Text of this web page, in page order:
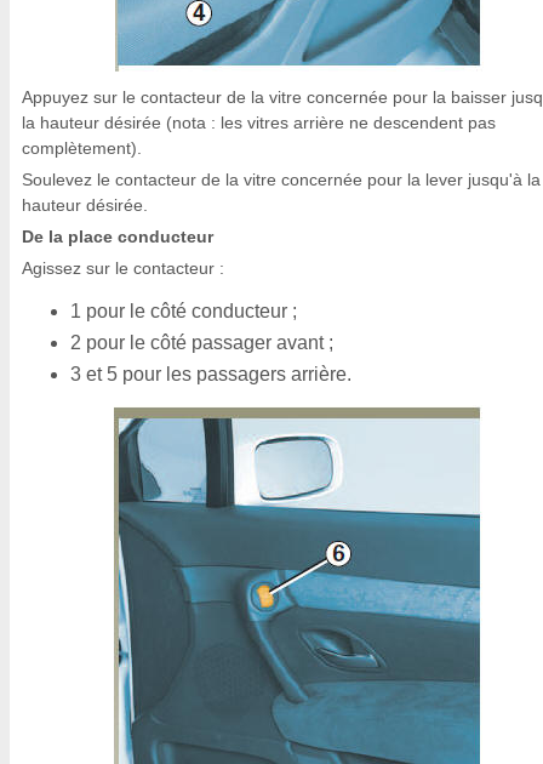
Appuyez sur le contacteur de la vitre concernée pour la baisser
la hauteur désirée (nota : les vitres arrière ne descendent pas
complètement).
Soulevez le contacteur de la vitre concernée pour la lever jusqu'à la
hauteur désirée.
De la place conducteur
Agissez sur le contacteur :
1 pour le côté conducteur ;
2 pour le côté passager avant ;
3 et 5 pour les passagers arrière.